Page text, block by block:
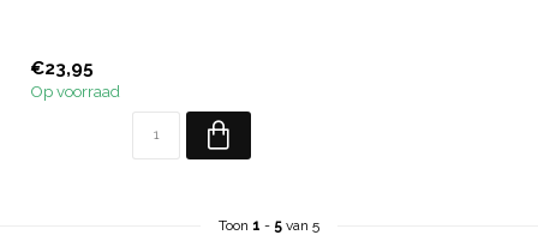
€23,95
Op voorraad
Toon 1 - 5 van 5